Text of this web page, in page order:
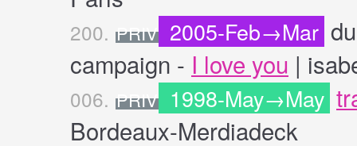
200. PRIV 2005-Feb→Mar
campaign - I love you |
006. PRIV 1998-May→May
Bordeaux-Merdiadeck